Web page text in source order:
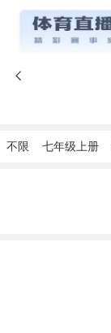

不限 七年级上册